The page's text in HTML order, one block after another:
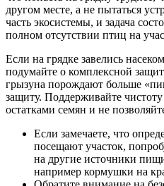
другом месте, а не пытаться
часть экосистемы, и задача
полном отсутствии птиц на
Если на грядке завелись
подумайте о комплексной
грызуна порождают больше
защиту. Поддерживайте чистоту
остатками семян и не
Если замечаете, что
посещают участок,
на другие источники
например кормушки на